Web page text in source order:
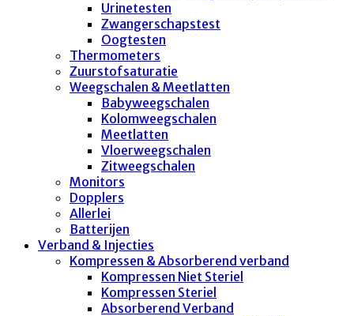
Urinetesten
Zwangerschapstest
Oogtesten
Thermometers
Zuurstofsaturatie
Weegschalen & Meetlatten
Babyweegschalen
Kolomweegschalen
Meetlatten
Vloerweegschalen
Zitweegschalen
Monitors
Dopplers
Allerlei
Batterijen
Verband & Injecties
Kompressen & Absorberend verband
Kompressen Niet Steriel
Kompressen Steriel
Absorberend Verband